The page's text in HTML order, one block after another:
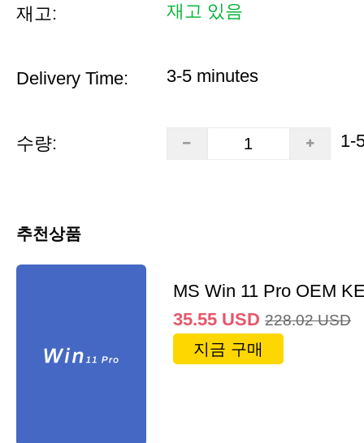
재고: 재고 있음
Delivery Time: 3-5 minutes
수량: 1-
추천상품
MS Win 11 Pro OEM
35.55 USD 228.02 USD
지금 구매